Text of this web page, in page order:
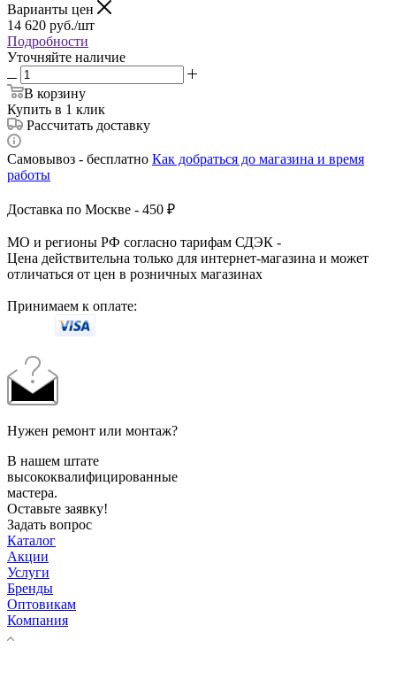
Варианты цен
14 620 руб./шт
Подробности
Уточняйте наличие
В корзину
Купить в 1 клик
Рассчитать доставку
Самовывоз - бесплатно Как добраться до магазина и время
работы
Доставка по Москве - 450 ₽
МО и регионы РФ согласно тарифам СДЭК -
Цена действительна только для интернет-магазина и может
отличаться от цен в розничных магазинах
Принимаем к оплате:
Нужен ремонт или монтаж?
В нашем штате
высококвалифицированные
мастера.
Оставьте заявку!
Задать вопрос
Каталог
Акции
Услуги
Бренды
Оптовикам
Компания